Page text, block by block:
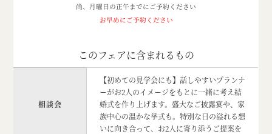
尚、月曜日の正午までにご予約ください
お早めにご予約ください
このフェアに含まれるもの
相談会
【初めての見学会にも】話しやすいプランナ
ーがお2人のイメージをもとに一緒に考え結
婚式を作り上げます。盛大なご披露宴や、家
族中心の温かな挙式も。特別な日の溢れる想
いに向き合って、お2人に寄り添うご提案を